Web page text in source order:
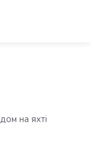
на яхті